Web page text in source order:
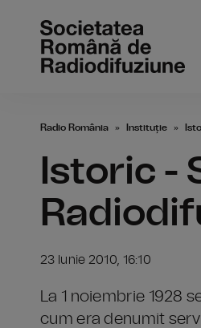
Radio România Instituție
Istoric -
23 Iunie 2010, 16:10
La 1 noiembrie 1928
cum era denumit